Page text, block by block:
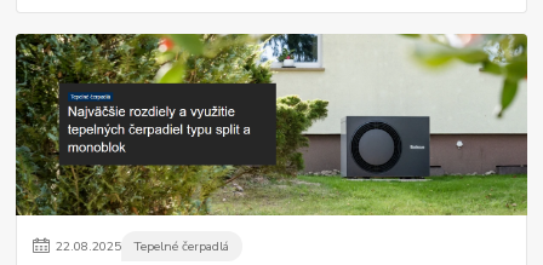
22.08.2025 Tepelné čerpadlá